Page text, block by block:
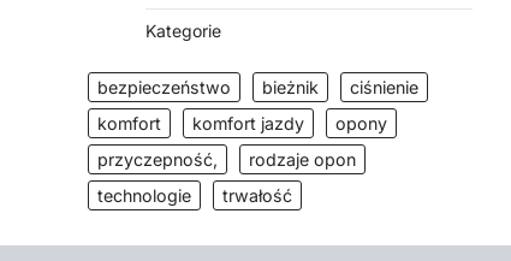
Kategorie
bezpieczeństwo bieżnik
ciśnienie
komfort
komfort jazdy
opony
przyczepność,
rodzaje opon
technologie
trwałość